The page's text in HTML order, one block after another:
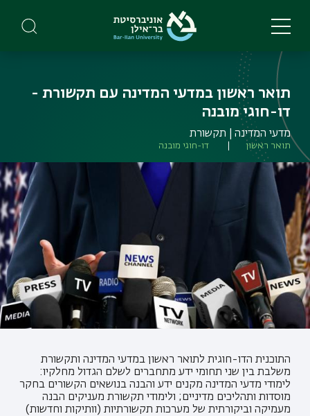
main
תואר ראשון במדעי המדינה עם תקשורת -
דו-חוגי מובנה
מדעי המדינה | תקשורת
תואר ראשון דו-חוגי מובנה
התוכנית הדו-חוגית לתואר ראשון במדעי המדינה ותקשורת
משלבת בין שני תחומי ידע מתחברים לשלם הגדול מחלקיו:
לימודי מדעי המדינה מקנים ידע והבנה בנושאים הקשורים בחקר
מוסדות ותהליכים מדיניים; ולימודי תקשורת מעניקים הבנה
מעמיקה וביקורתית של מערכות תקשורתיות (וותיקות וחדשות)